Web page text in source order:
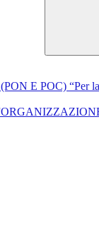
E POC) “Per